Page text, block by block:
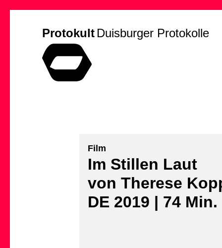
Protokult Duisburger Protokolle
Film
Im Stillen Laut
von Therese
DE 2019 | 74 Min.